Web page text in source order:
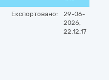
Експортовано:
29-06-
2026,
22:12:17